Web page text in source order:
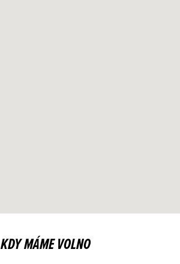
KDY MÁME VOLNO